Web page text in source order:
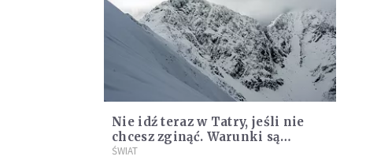
Nie idź teraz w Tatry, jeśli nie
chcesz zginąć. Warunki są
skrajnie niekorzystne
ŚWIAT